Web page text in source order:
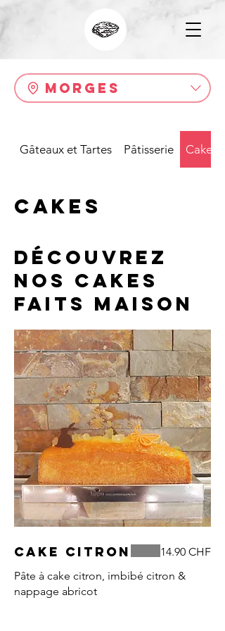
Morges
Gâteaux et Tartes Pâtisserie Cakes
Cakes
Découvrez
nos cakes
faits maison
Cake citron
Pâte à cake citron, imbibé citron &
nappage abricot
14.90 CHF